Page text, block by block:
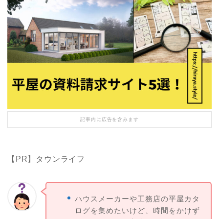
記事内に広告を含みます
【PR】タウンライフ
ハウスメーカーや工務店の平屋カタ
ログを集めたいけど、時間をかけず